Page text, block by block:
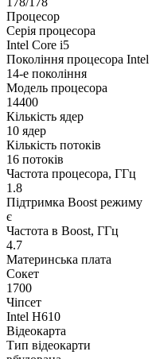
Процесор
Серія процесора
Intel Core i5
Покоління процесора Intel
14-е покоління
Модель процесора
14400
Кількість ядер
10 ядер
Кількість потоків
16 потоків
Частота процесора, ГГц
1.8
Підтримка Boost режиму
є
Частота в Boost, ГГц
4.7
Материнська плата
Сокет
1700
Чіпсет
Intel H610
Відеокарта
Тип відеокарти